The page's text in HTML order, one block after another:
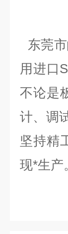
东莞
用进口
不论是
计、调
坚持精
现*生产